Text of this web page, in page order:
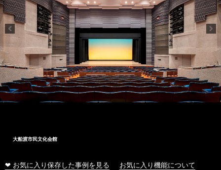
大船渡市民文化会館
❤ お気に入り保存した事例を見る お気に入り機能について